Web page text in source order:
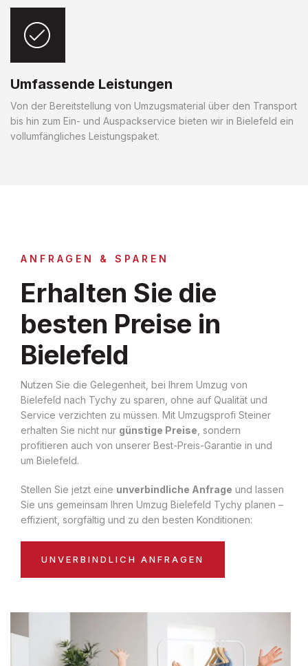
Umfassende Leistungen
Von der Bereitstellung von Umzugsmaterial über den Transport
bis hin zum Ein- und Auspackservice bieten wir in Bielefeld ein
vollumfängliches Leistungspaket.
ANFRAGEN & SPAREN
Erhalten Sie die
besten Preise in
Bielefeld
Nutzen Sie die Gelegenheit, bei Ihrem Umzug von
Bielefeld nach Tychy zu sparen, ohne auf Qualität und
Service verzichten zu müssen. Mit Umzugsprofi Steiner
erhalten Sie nicht nur günstige Preise , sondern
profitieren auch von unserer Best-Preis-Garantie in und
um Bielefeld.
Stellen Sie jetzt eine unverbindliche Anfrage und lassen
Sie uns gemeinsam Ihren Umzug Bielefeld Tychy planen –
effizient, sorgfältig und zu den besten Konditionen:
UNVERBINDLICH ANFRAGEN